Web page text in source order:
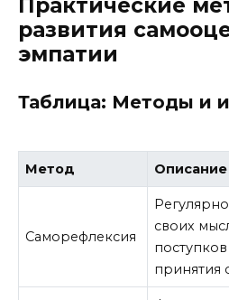
Практические
развития
эмпатии
Таблица: Методы и
Метод Описание
Саморефлексия
своих
принятия